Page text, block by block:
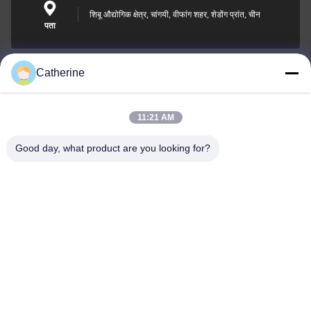
पता
शिबू औद्योगिक क्षेत्र, चांगयी, वीफांग शहर, शेडोंग प्रांत, चीन
padraic@huayumachine.cn
Catherine
11:21 AM
Good day, what product are you looking for?